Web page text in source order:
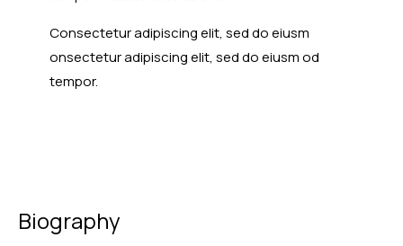
Consectetur adipiscing elit, sed do eiusm
onsectetur adipiscing elit, sed do eiusm od
tempor.
Biography